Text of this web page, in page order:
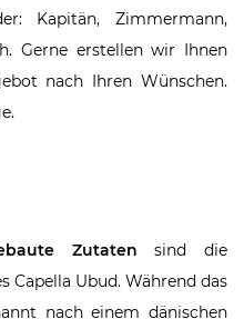
Kapitän, Zimmermann,
Gerne erstellen wir Ihnen
nach Ihren Wünschen.
Zutaten sind die
Capella Ubud. Während das
nach einem dänischen